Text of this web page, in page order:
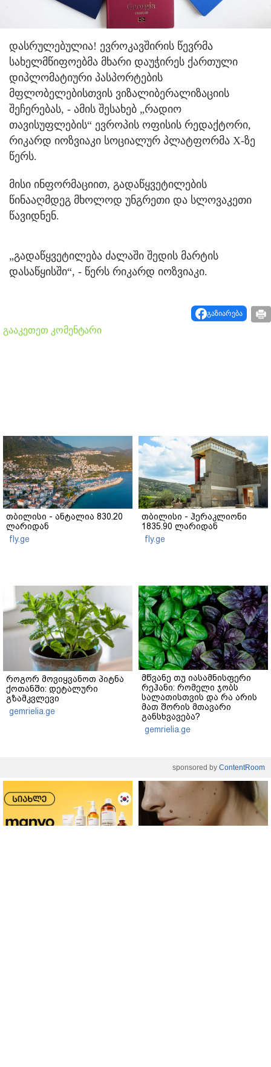
დასრულებულია! ევროკავშირის წევრმა
სახელმწიფოებმა მხარი დაუჭირეს ქართული
დიპლომატიური პასპორტების
მფლობელებისთვის ვიზალიბერალიზაციის
შეჩერებას, - ამის შესახებ „რადიო
თავისუფლების“ ევროპის ოფისის რედაქტორი,
რიკარდ იოზვიაკი სოციალურ პლატფორმა X-ზე
წერს.
მისი ინფორმაციით, გადაწყვეტილების
წინააღმდეგ მხოლოდ უნგრეთი და სლოვაკეთი
წავიდნენ.
„გადაწყვეტილება ძალაში შედის მარტის
დასაწყისში“, - წერს რიკარდ იოზვიაკი.
გაზიარება
გააკეთეთ კომენტარი
თბილისი - ანტალია 830.20
ლარიდან
fly.ge
თბილისი - ჰერაკლიონი
1835.90 ლარიდან
fly.ge
როგორ მოვიყვანოთ პიტნა
ქოთანში: დეტალური
გზამკვლევი
gemrielia.ge
მწვანე თუ იასამნისფერი
რეჰანი: რომელი ჯობს
სალათისთვის და რა არის
მათ შორის მთავარი
განსხვავება?
gemrielia.ge
sponsored by ContentRoom